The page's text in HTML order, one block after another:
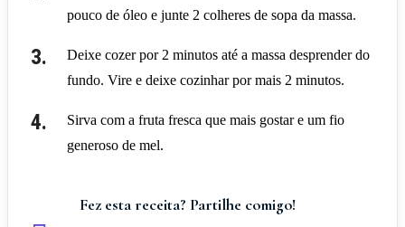
pouco de óleo e junte 2 colheres de sopa da massa.
Deixe cozer por 2 minutos até a massa desprender do
fundo. Vire e deixe cozinhar por mais 2 minutos.
Sirva com a fruta fresca que mais gostar e um fio
generoso de mel.
Fez esta receita? Partilhe comigo!